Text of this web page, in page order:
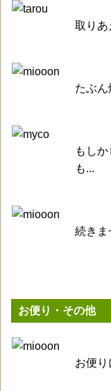
取りあ
たぶん
もし
も...
続きま
お便り・その他
お便り